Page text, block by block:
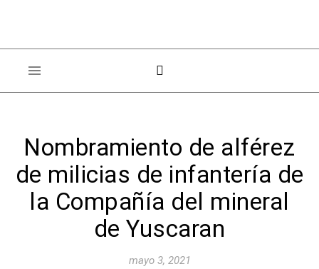
Nombramiento de alférez
de milicias de infantería de
la Compañía del mineral
de Yuscaran
mayo 3, 2021